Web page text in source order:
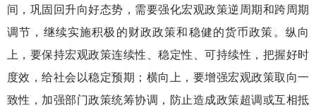
间，巩固回升向好态势，需要强化宏观政策逆周期和跨周期
调节，继续实施积极的财政政策和稳健的货币政策。纵向
上，要保持宏观政策连续性、稳定性、可持续性，把握好时
度效，给社会以稳定预期；横向上，要增强宏观政策取向一
致性，加强部门政策统筹协调，防止造成政策超调或互相抵